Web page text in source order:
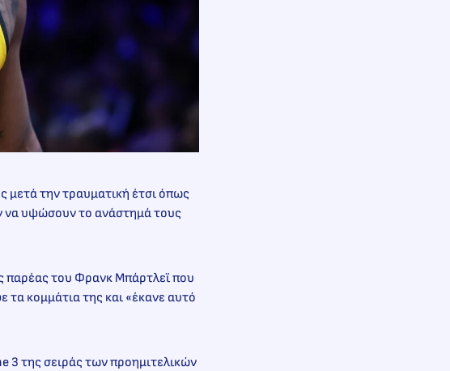
μετά την τραυματική έτσι όπως
να υψώσουν το ανάστημά τους
παρέας του Φρανκ Μπάρτλεϊ που
κομμάτια της και «έκανε αυτό
3 της σειράς των προημιτελικών